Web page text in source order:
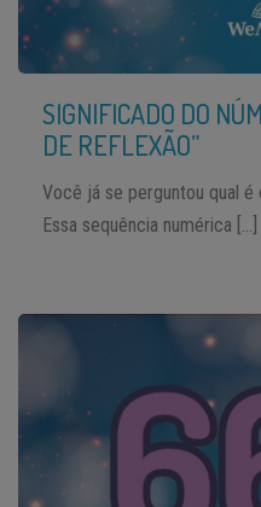
SIGNIFICADO DO
DE REFLEXÃO”
Você já se perguntou qual
Essa sequência numérica […]